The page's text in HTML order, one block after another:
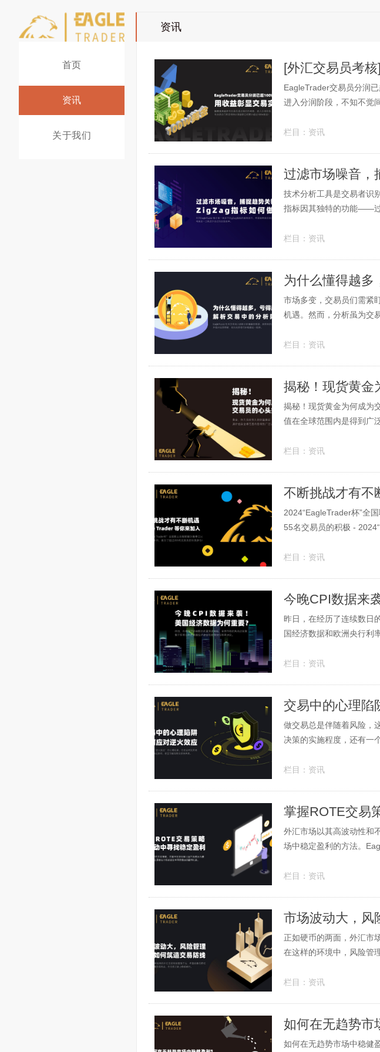
首页
资讯
关于我们
资讯
[外汇交易员考
EagleTrader交易员分润
进入分润阶段，不知不觉
栏目： 资讯
过滤市场噪音，
技术分析工具是交易者识
指标因其独特的功能——过
栏目： 资讯
为什么懂得越多
市场多变，交易员们需紧
机遇。然而，分析虽为交
栏目： 资讯
揭秘！现货黄金
揭秘！现货黄金为何成为
值在全球范围内是得到广
栏目： 资讯
不断挑战才有不
2024“EagleTrader杯”全
55名交易员的积极 -
栏目： 资讯
今晚CPI数据来
昨日，在经历了连续数日
国经济数据和欧洲央行利
栏目： 资讯
交易中的心理陷
做交易总是伴随着风险，
决策的实施程度，还有一
栏目： 资讯
掌握ROTE交易
外汇市场以其高波动性和
场中稳定盈利的方法。
栏目： 资讯
市场波动大，风
正如硬币的两面，外汇市
在这样的环境中，风险管
栏目： 资讯
如何在无趋势
如何在无趋势市场中稳健